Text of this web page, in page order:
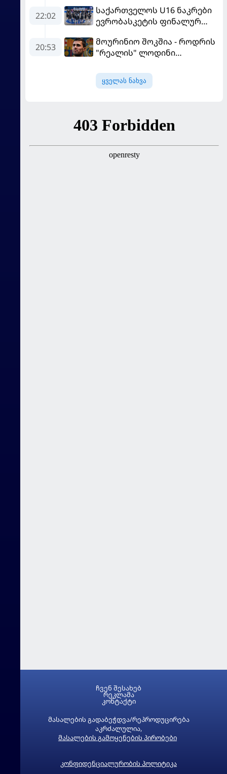
22:02
საქართველოს U16 ნაკრები
ევრობასკეტის ფინალურ
ასპარეზობას იწყებს
20:53
მოურინიო შოკშია - როდრის
"რეალის" ლოდინი
"ბარსელონაში" გადადის
ყველას ნახვა
მასალების გადაბეჭდვა/რეპროდუცირება
აკრძალულია,
მასალების გამოყენების პირობები
კონფიდენციალურობის პოლიტიკა
ჩვენ შესახებ
რეკლამა
კონტაქტი